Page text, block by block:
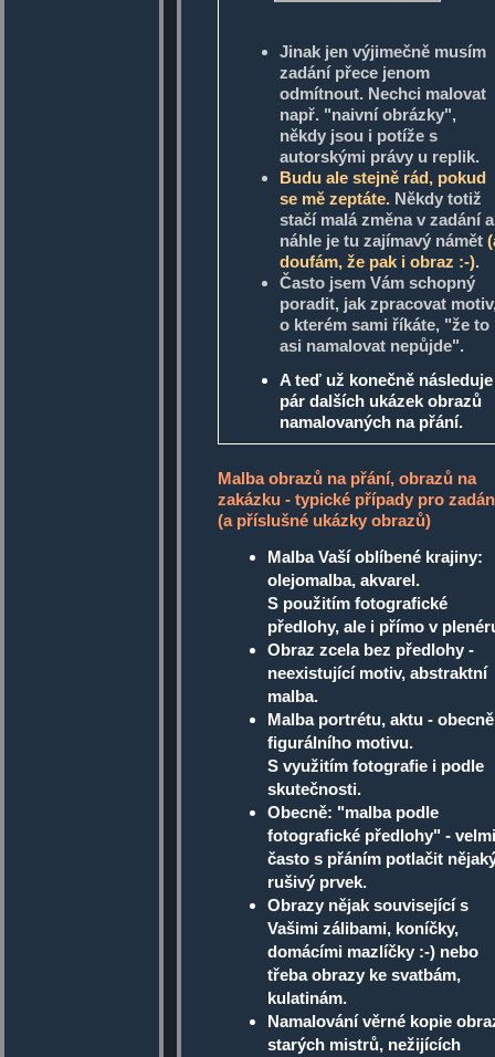
Jinak jen výjimečně musím
zadání přece jenom
odmítnout. Nechci malovat
např. "naivní obrázky",
někdy jsou i potíže s
autorskými právy u replik.
Budu ale stejně rád, pokud
se mě zeptáte. Někdy totiž
stačí malá změna v zadání a
náhle je tu zajímavý námět
doufám, že pak i obraz :-).
Často jsem Vám schopný
poradit, jak zpracovat
o kterém sami říkáte, "že to
asi namalovat nepůjde".
A teď už konečně následuje
pár dalších ukázek obrazů
namalovaných na přání.
Malba obrazů na přání, obrazů na
zakázku - typické případy pro
(a příslušné ukázky obrazů)
Malba Vaší oblíbené krajiny:
olejomalba, akvarel.
S použitím fotografické
předlohy, ale i přímo v
Obraz zcela bez předlohy -
neexistující motiv, abstraktní
malba.
Malba portrétu, aktu - obecně
figurálního motivu.
S využitím fotografie i podle
skutečnosti.
Obecně: "malba podle
fotografické předlohy" - velmi
často s přáním potlačit
rušivý prvek.
Obrazy nějak související s
Vašimi zálibami, koníčky,
domácími mazlíčky :-) nebo
třeba obrazy ke svatbám,
kulatinám.
Namalování věrné kopie
starých mistrů, nežijících